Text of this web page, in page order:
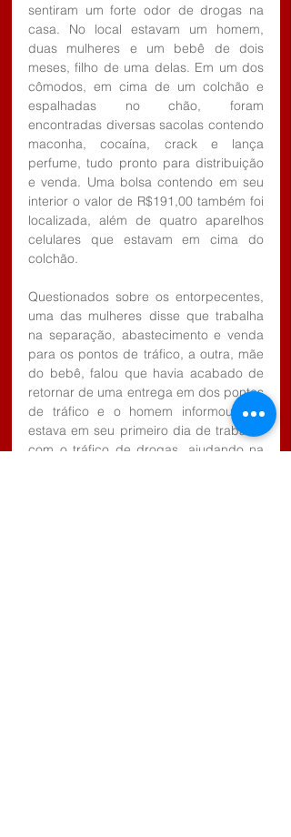
sentiram um forte odor de drogas na
casa. No local estavam um homem,
duas mulheres e um bebê de dois
meses, filho de uma delas. Em um dos
cômodos, em cima de um colchão e
espalhadas no chão, foram
encontradas diversas sacolas contendo
maconha, cocaína, crack e lança
perfume, tudo pronto para distribuição
e venda. Uma bolsa contendo em seu
interior o valor de R$191,00 também foi
localizada, além de quatro aparelhos
celulares que estavam em cima do
colchão.
Questionados sobre os entorpecentes,
uma das mulheres disse que trabalha
na separação, abastecimento e venda
para os pontos de tráfico, a outra, mãe
do bebê, falou que havia acabado de
retornar de uma entrega em dos pontos
de tráfico e o homem informou que
estava em seu primeiro dia de trabalho
com o tráfico de drogas, ajudando na